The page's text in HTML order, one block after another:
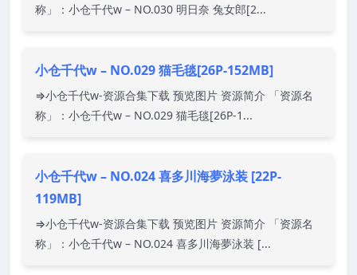
称」：小仓千代w – NO.030 明日奈 兔女郎[2...
小仓千代w – NO.029 猫毛毯[26P-152MB]
⇒小仓千代w-资源合集下载 预览图片 资源简介 「资源名
称」：小仓千代w – NO.029 猫毛毯[26P-1...
小仓千代w – NO.024 喜多川海夢泳装 [22P-
119MB]
⇒小仓千代w-资源合集下载 预览图片 资源简介 「资源名
称」：小仓千代w – NO.024 喜多川海夢泳装 [...